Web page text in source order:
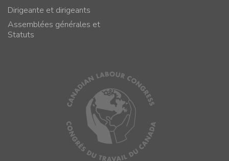
Dirigeante et dirigeants
Assemblées générales et
Statuts